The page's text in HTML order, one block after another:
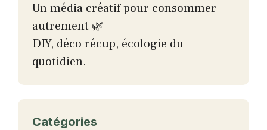
Un média créatif pour consommer
autrement 🌿
DIY, déco récup, écologie du
quotidien.
Catégories